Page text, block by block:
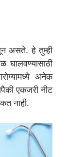
असते. हे तुम्ही
घालवण्यासाठी
अनेक
एकजरी नीट
नाही.